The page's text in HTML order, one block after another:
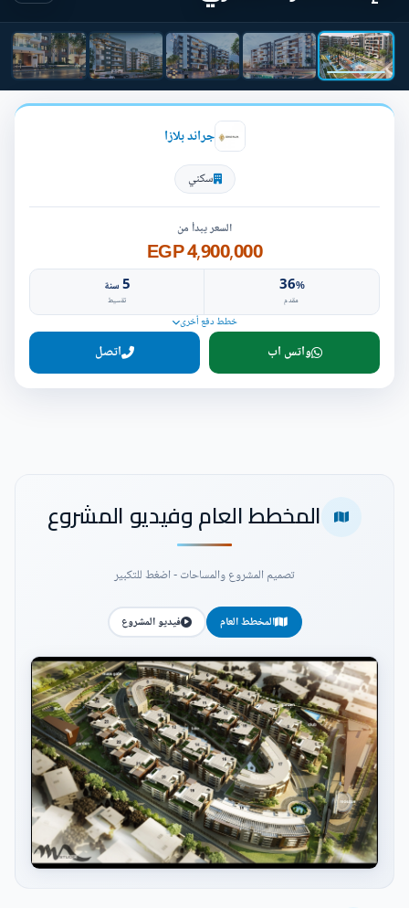
جراند بلازا
سكني
السعر يبدأ من
4,900,000 EGP
36%
مقدم
5سنة
تقسيط
خطط دفع أخرى
واتس اب اتصل
المخطط العام وفيديو المشروع
تصميم المشروع والمساحات - اضغط للتكبير
المخطط العام فيديو المشروع